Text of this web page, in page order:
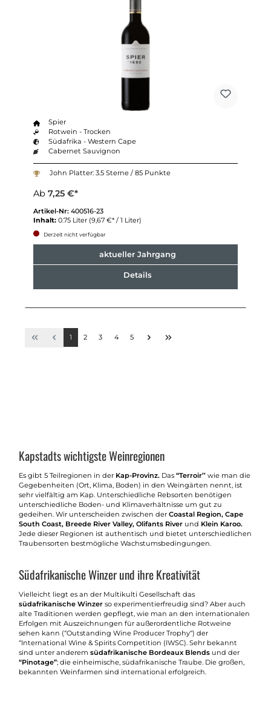
Spier
Rotwein - Trocken
Südafrika - Western Cape
Cabernet Sauvignon
John Platter: 3.5 Sterne / 85 Punkte
Ab 7,25 €*
Artikel-Nr: 400516-23
Inhalt: 0.75 Liter (9,67 €* / 1 Liter)
Derzeit nicht verfügbar
aktueller Jahrgang
Details
1 2 3 4 5
Kapstadts wichtigste Weinregionen
Es gibt 5 Teilregionen in der Kap-Provinz. Das “Terroir’’ wie man die
Gegebenheiten (Ort, Klima, Boden) in den Weingärten nennt, ist
sehr vielfältig am Kap. Unterschiedliche Rebsorten benötigen
unterschiedliche Boden- und Klimaverhältnisse um gut zu
gedeihen. Wir unterscheiden zwischen der Coastal Region, Cape
South Coast, Breede River Valley, Olifants River und Klein Karoo.
Jede dieser Regionen ist authentisch und bietet unterschiedlichen
Traubensorten bestmögliche Wachstumsbedingungen.
Südafrikanische Winzer und ihre Kreativität
Vielleicht liegt es an der Multikulti Gesellschaft das
südafrikanische Winzer so experimentierfreudig sind? Aber auch
alte Traditionen werden gepflegt, wie man an den internationalen
Erfolgen mit Auszeichnungen für außerordentliche Rotweine
sehen kann (“Outstanding Wine Producer Trophy“) der
“International Wine & Spirits Competition (IWSC). Sehr bekannt
sind unter anderem südafrikanische Bordeaux Blends und der
“Pinotage”; die einheimische, südafrikanische Traube. Die großen,
bekannten Weinfarmen sind international erfolgreich.